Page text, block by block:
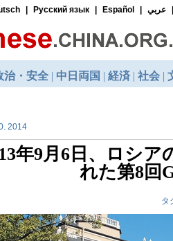
2014
年9月6日、ロシ
れた第8回
タ